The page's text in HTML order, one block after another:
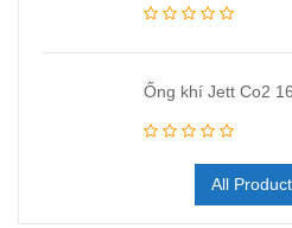
Ống khí Jett Co2
All